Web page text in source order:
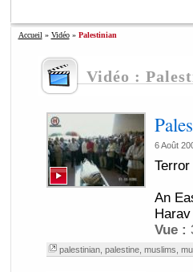
Accueil » Vidéo» Palestinian
Vidéo :
6 Août
An
Vue :
palestinian, palestine, muslims